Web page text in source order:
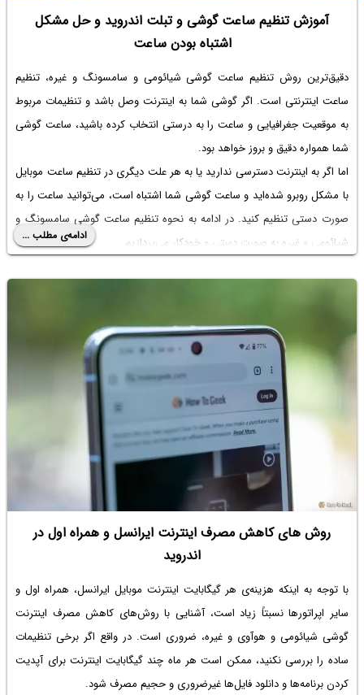
آموزش تنظیم ساعت گوشی و تبلت اندروید و حل مشکل
اشتباه بودن ساعت
دقیق‌ترین روش تنظیم ساعت گوشی شیائومی و سامسونگ و غیره، تنظیم
ساعت اینترنتی است. اگر گوشی شما به اینترنت وصل باشد و تنظیمات مربوط
به موقعیت جغرافیایی و ساعت را به درستی انتخاب کرده باشید، ساعت گوشی
شما همواره دقیق و بروز خواهد بود.
اما اگر به اینترنت دسترسی ندارید یا به هر علت دیگری درتنظیم ساعت موبایل
با مشکل روبرو شده‌اید و ساعت گوشی شما اشتباه است، می‌توانید ساعت را به
صورت دستی تنظیم کنید. در ادامه به نحوه تنظیم ساعت گوشی سامسونگ و
شیائومی و غیره به صورت دستی و خودکار می‌پردازیم.
ادامه‌ی مطلب ...
روش های کاهش مصرف اینترنت ایرانسل و همراه اول در
اندروید
با توجه به اینکه هزینه‌ی هر گیگابایت اینترنت موبایل ایرانسل، همراه اول و
سایر اپراتورها نسبتاً زیاد است، آشنایی با روش‌های کاهش مصرف اینترنت
گوشی شیائومی و هوآوی و غیره، ضروری است. در واقع اگر برخی تنظیمات
ساده را بررسی نکنید، ممکن است هر ماه چند گیگابایت اینترنت برای آپدیت
کردن برنامه‌ها و دانلود فایل‌ها غیرضروری و حجیم مصرف شود.